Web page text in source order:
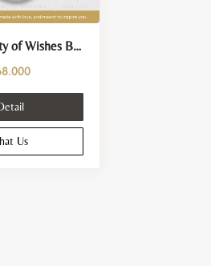
Dufeng – Trinity of Wishes Bracelet
Us